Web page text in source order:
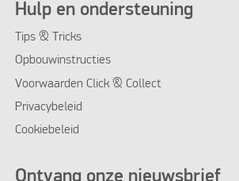
Hulp en ondersteuning
Tips & Tricks
Opbouwinstructies
Voorwaarden Click & Collect
Privacybeleid
Cookiebeleid
Ontvang onze nieuwsbrief